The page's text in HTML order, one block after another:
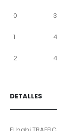
0
1
2
DETALLES